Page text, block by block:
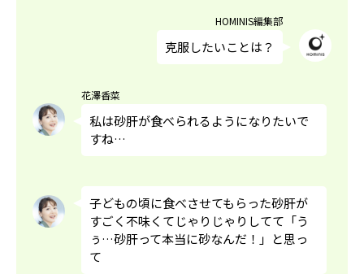
HOMINIS編集部
克服したいことは？
花澤香菜
私は砂肝が食べられるようになりたいで
すね…
子どもの頃に食べさせてもらった砂肝が
すごく不味くてじゃりじゃりしてて「う
ぅ…砂肝って本当に砂なんだ！」と思っ
て